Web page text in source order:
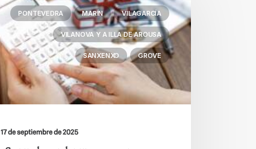
PONTEVEDRA MARÍN VILAGARCÍA
VILANOVA Y A ILLA DE AROUSA
SANXENXO GROVE
17 de septiembre de 2025